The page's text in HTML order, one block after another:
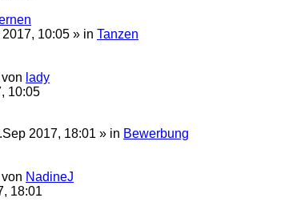
2017, 10:05 » in Tanzen
von lady
10:05
2017, 18:01 » in Bewerbung
von NadineJ
18:01